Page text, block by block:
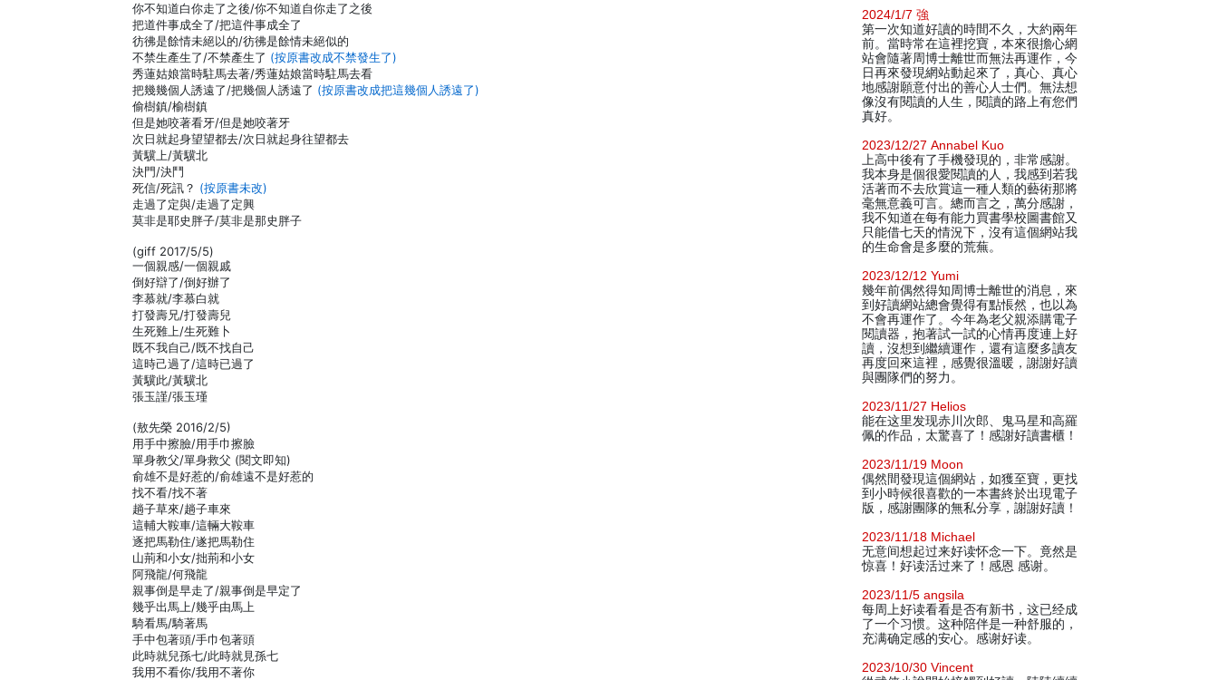
你不知道白你走了之後/你不知道自你走了之後
把道件事成全了/把這件事成全了
彷彿是餘情未絕以的/彷彿是餘情未絕似的
不禁生產生了/不禁產生了 (按原書改成不禁發生了)
秀蓮姑娘當時駐馬去著/秀蓮姑娘當時駐馬去看
把幾幾個人誘遠了/把幾個人誘遠了 (按原書改成把這幾個人誘遠了)
偷樹鎮/榆樹鎮
但是她咬著看牙/但是她咬著牙
次日就起身望望都去/次日就起身往望都去
黃驥上/黃驥北
決門/決鬥
死信/死訊？ (按原書未改)
走過了定與/走過了定興
莫非是耶史胖子/莫非是那史胖子
(giff 2017/5/5)
一個親感/一個親戚
倒好辯了/倒好辦了
李慕就/李慕白就
打發壽兄/打發壽兒
生死難上/生死難卜
既不我自己/既不找自己
這時己過了/這時已過了
黃驥此/黃驥北
張玉謹/張玉瑾
(敖先榮 2016/2/5)
用手中擦臉/用手巾擦臉
單身教父/單身救父 (閱文即知)
俞雄不是好惹的/俞雄遠不是好惹的
找不看/找不著
趟子草來/趟子車來
這輔大鞍車/這輛大鞍車
逐把馬勒住/遂把馬勒住
山荊和小女/拙荊和小女
阿飛龍/何飛龍
親事倒是早走了/親事倒是早定了
幾乎出馬上/幾乎由馬上
騎看馬/騎著馬
手中包著頭/手巾包著頭
此時就兒孫七/此時就見孫七
我用不看你/我用不著你
2024/1/7 強
第一次知道好讀的時間不久，大約兩年
前。當時常在這裡挖寶，本來很擔心網
站會隨著周博士離世而無法再運作，今
日再來發現網站動起來了，真心、真心
地感謝願意付出的善心人士們。無法想
像沒有閱讀的人生，閱讀的路上有您們
真好。
2023/12/27 Annabel Kuo
上高中後有了手機發現的，非常感謝。
我本身是個很愛閱讀的人，我感到若我
活著而不去欣賞這一種人類的藝術那將
毫無意義可言。總而言之，萬分感謝，
我不知道在每有能力買書學校圖書館又
只能借七天的情況下，沒有這個網站我
的生命會是多麼的荒蕪。
2023/12/12 Yumi
幾年前偶然得知周博士離世的消息，來
到好讀網站總會覺得有點悵然，也以為
不會再運作了。今年為老父親添購電子
閱讀器，抱著試一試的心情再度連上好
讀，沒想到繼續運作，還有這麼多讀友
再度回來這裡，感覺很溫暖，謝謝好讀
與團隊們的努力。
2023/11/27 Helios
能在这里发现赤川次郎、鬼马星和高羅
佩的作品，太驚喜了！感謝好讀書櫃！
2023/11/19 Moon
偶然間發現這個網站，如獲至寶，更找
到小時候很喜歡的一本書終於出現電子
版，感謝團隊的無私分享，謝謝好讀！
2023/11/18 Michael
无意间想起过来好读怀念一下。竟然是
惊喜！好读活过来了！感恩 感谢。
2023/11/5 angsila
每周上好读看看是否有新书，这已经成
了一个习惯。这种陪伴是一种舒服的，
充满确定感的安心。感谢好读。
2023/10/30 Vincent